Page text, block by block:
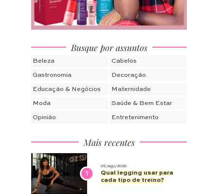
Busque por assuntos
Beleza Cabelos
Gastronomia Decoração
Educação & Negócios Maternidade
Moda Saúde & Bem Estar
Opinião Entretenimento
Mais recentes
1
05/ago/2026
Qual legging usar para
cada tipo de treino?